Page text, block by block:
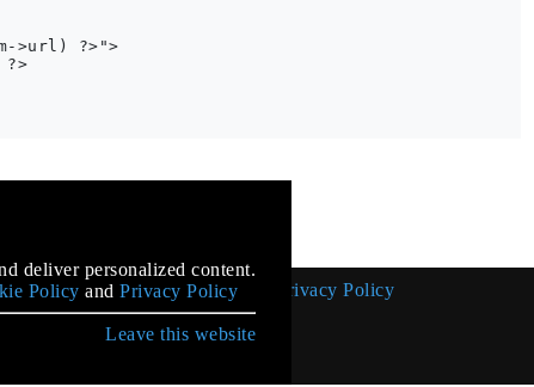
>url) ?>">
?>
Cookie Policy Privacy Policy
deliver personalized content.
Policy and Privacy Policy
Leave this website